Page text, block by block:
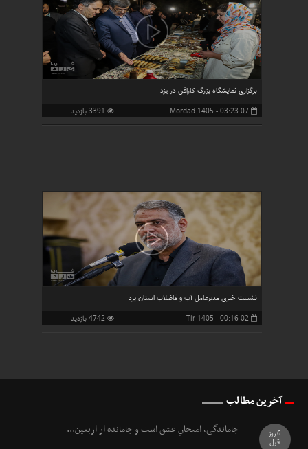
برگزاری نمایشگاه بزرگ کارافن در یزد
07 Mordad 1405 - 03:23
نشست خبری مدیرعامل آب و فاضلاب استان یزد
02 Tir 1405 - 00:16
آخرین مطالب
جاماندگی، امتحانِ عشق است و جامانده از اربعین... 6 روز
قبل